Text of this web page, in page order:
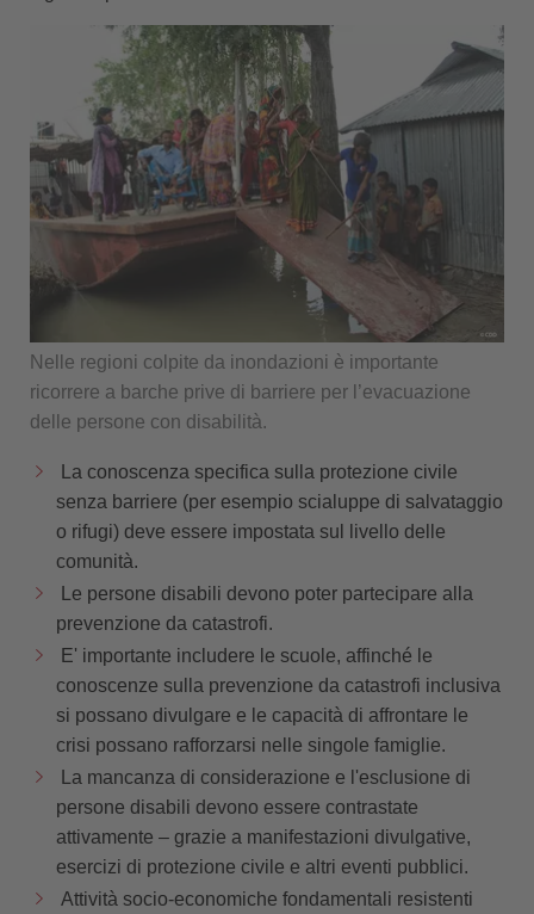
Nelle regioni colpite da inondazioni è importante
ricorrere a barche prive di barriere per l’evacuazione
delle persone con disabilità.
La conoscenza specifica sulla protezione civile
senza barriere (per esempio scialuppe di salvataggio
o rifugi) deve essere impostata sul livello delle
comunità.
Le persone disabili devono poter partecipare alla
prevenzione da catastrofi.
E' importante includere le scuole, affinché le
conoscenze sulla prevenzione da catastrofi inclusiva
si possano divulgare e le capacità di affrontare le
crisi possano rafforzarsi nelle singole famiglie.
La mancanza di considerazione e l'esclusione di
persone disabili devono essere contrastate
attivamente – grazie a manifestazioni divulgative,
esercizi di protezione civile e altri eventi pubblici.
Attività socio-economiche fondamentali resistenti